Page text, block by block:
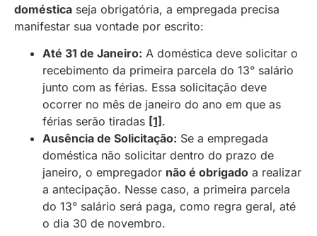
doméstica seja obrigatória, a empregada precisa
manifestar sua vontade por escrito:
Até 31 de Janeiro: A doméstica deve solicitar o
recebimento da primeira parcela do 13° salário
junto com as férias. Essa solicitação deve
ocorrer no mês de janeiro do ano em que as
férias serão tiradas [1] .
Ausência de Solicitação: Se a empregada
doméstica não solicitar dentro do prazo de
janeiro, o empregador não é obrigado a realizar
a antecipação. Nesse caso, a primeira parcela
do 13° salário será paga, como regra geral, até
o dia 30 de novembro.